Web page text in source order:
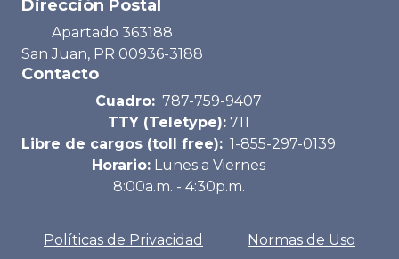
Dirección Postal
Apartado 363188
San Juan, PR 00936-3188
Contacto
Cuadro: 787-759-9407
TTY (Teletype): 711
Libre de cargos (toll free): 1-855-297-0139
Horario: Lunes a Viernes
8:00a.m. - 4:30p.m.
Políticas de Privacidad Normas de Uso